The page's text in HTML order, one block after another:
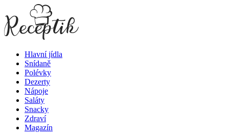
Hlavní jídla
Snídaně
Polévky
Dezerty
Nápoje
Saláty
Snacky
Zdraví
Magazín